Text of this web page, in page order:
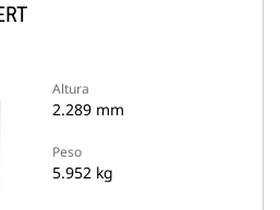
Altura
2.289 mm
Peso
5.952 kg